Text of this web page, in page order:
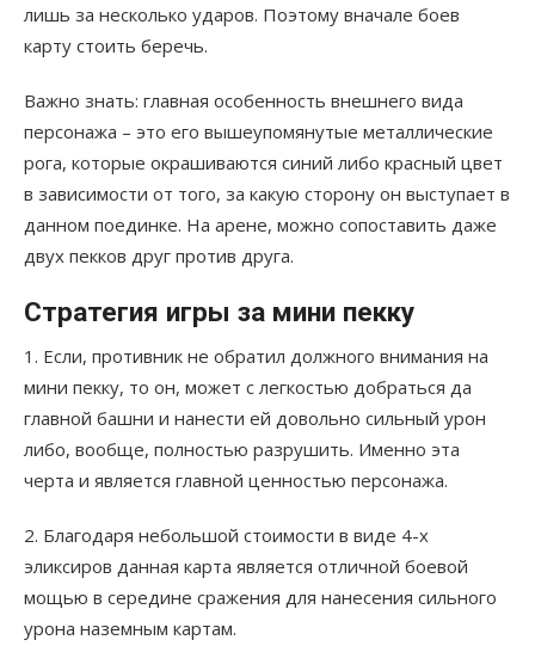
лишь за несколько ударов. Поэтому вначале боев
карту стоить беречь.
Важно знать: главная особенность внешнего вида
персонажа – это его вышеупомянутые металлические
рога, которые окрашиваются синий либо красный цвет
в зависимости от того, за какую сторону он выступает в
данном поединке. На арене, можно сопоставить даже
двух пекков друг против друга.
Стратегия игры за мини пекку
1. Если, противник не обратил должного внимания на
мини пекку, то он, может с легкостью добраться да
главной башни и нанести ей довольно сильный урон
либо, вообще, полностью разрушить. Именно эта
черта и является главной ценностью персонажа.
2. Благодаря небольшой стоимости в виде 4-х
эликсиров данная карта является отличной боевой
мощью в середине сражения для нанесения сильного
урона наземным картам.